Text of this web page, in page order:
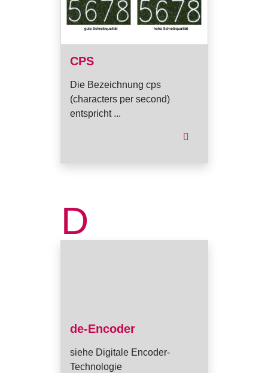
CPS
Die Bezeichnung cps
(characters per second)
entspricht ...
D
de-Encoder
siehe Digitale Encoder-
Technologie